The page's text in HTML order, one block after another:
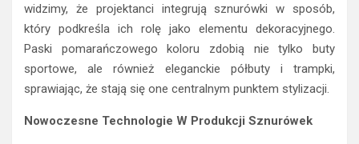
widzimy, że projektanci integrują sznurówki w sposób,
który podkreśla ich rolę jako elementu dekoracyjnego.
Paski pomarańczowego koloru zdobią nie tylko buty
sportowe, ale również eleganckie półbuty i trampki,
sprawiając, że stają się one centralnym punktem stylizacji.
Nowoczesne Technologie W Produkcji Sznurówek